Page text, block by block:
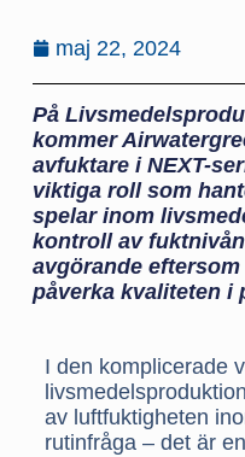
maj 22, 2024
På
kommer
avfuktare i NEXT-
viktiga roll som
spelar inom
kontroll av
avgörande
påverka kvaliteten i
I den komplicerade
av luftfuktigheten
rutinfråga – det är